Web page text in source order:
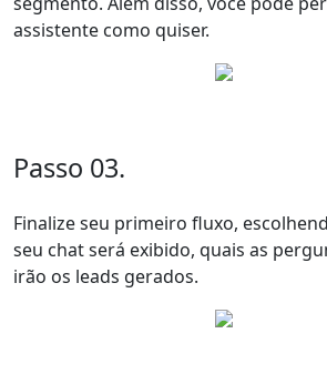
assistente como quiser.
Passo 03.
Finalize seu primeiro fluxo,
seu chat será exibido, quais as
irão os leads gerados.